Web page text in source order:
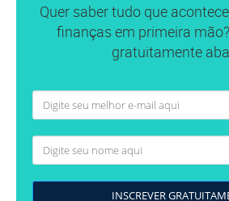
Quer saber tudo que
finanças em primeira
gratuitamente
INSCREVER